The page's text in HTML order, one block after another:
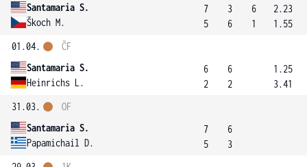
Santamaria S.
Škoch M.
7
5
3
6
6
1
2.23
1.55
01.04.
Santamaria S.
Heinrichs L.
ČF
6
2
6
2
1.25
3.41
31.03.
Santamaria S.
Papamichail D.
OF
7
5
6
3